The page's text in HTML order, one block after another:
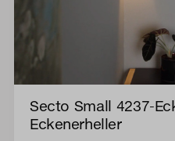
Secto Small 4237-
Eckenerheller